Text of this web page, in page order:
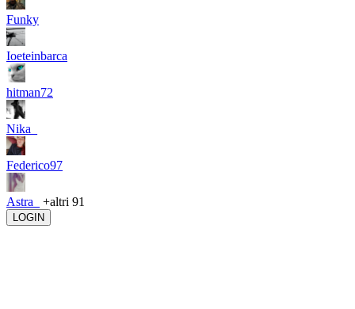
Funky
Ioeteinbarca
hitman72
Nika_
Federico97
Astra_ +altri 91
LOGIN